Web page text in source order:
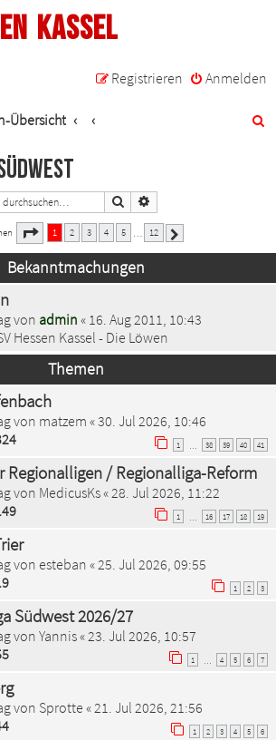
Kassel
Anmelden
Registrieren
Übersicht
Suche
Seite von 12
1 2 3 4 5 12
Bekanntmachungen
von admin « 16. Aug 2011, 10:43
Hessen Kassel - Die Löwen
Themen
von matzem «30. Jul 2026, 10:46
1 38 39 40 41
Regionalligen / Regionalliga-Reform
von MedicusKs« 28. Jul 2026, 11:22
1 16 17 18 19
von esteban « 25. Jul 2026, 09:55
1 2 3
Südwest 2026/27
von Yannis« 23. Jul 2026, 10:57
1 4 5 6 7
von Sprotte «21. Jul 2026, 21:56
1 2 3 4 5 6